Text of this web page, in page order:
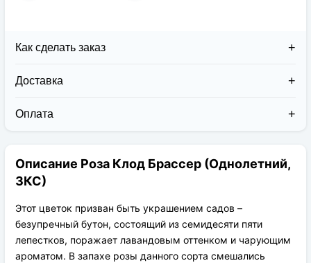
Как сделать заказ
Доставка
курьерскими службами:
транспортировки вплоть до 14 дней (с учётом
хранения на складе).
Оплата
На карту приват банка перед отправкой;
По выставленному счёту (реквизитам
юридического лица);
Описание Роза Клод Брассер (Однолетний,
ЗКС)
Этот цветок призван быть украшением садов –
безупречный бутон, состоящий из семидесяти пяти
лепестков, поражает лавандовым оттенком и чарующим
ароматом. В запахе розы данного сорта смешались